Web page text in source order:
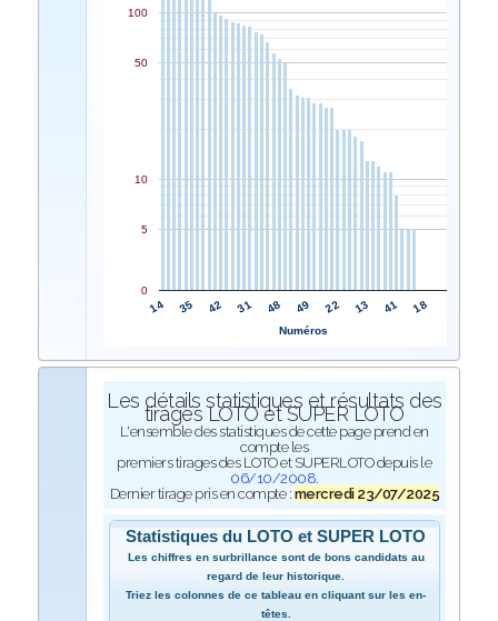
14 35 42 31 48 49 22 13 41 18
0
5
10
50
100
Numéros
Les détails statistiques et résultats des
tirages LOTO et SUPER LOTO
L'ensemble des statistiques de cette page prend en
compte les
premiers tirages des LOTO et SUPERLOTO depuis le
06/10/2008.
Dernier tirage pris en compte : mercredi 23/07/2025
Statistiques du LOTO et SUPER LOTO
Les chiffres en surbrillance sont de bons candidats au
regard de leur historique.
Triez les colonnes de ce tableau en cliquant sur les en-
têtes.